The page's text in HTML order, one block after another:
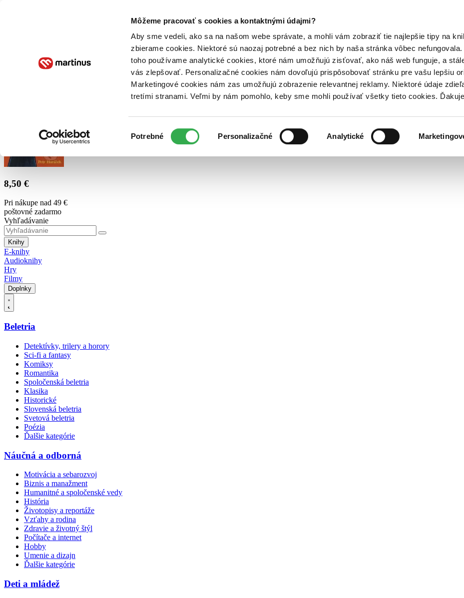
Môžeme pracovať s cookies a kontaktnými údajmi?
Aby sme vedeli, ako sa na našom webe správate, a mohli vám zobraziť tie najlepšie tipy na
zbierame cookies. Niektoré sú naozaj potrebné a bez nich by naša stránka vôbec nefungovala.
toho používame analytické cookies, ktoré nám umožňujú zisťovať, ako náš web funguje, a
vás zlepšovať. Personalizačné cookies nám dovoľujú prispôsobovať stránku pre vašu lepšiu
Marketingové cookies nám zas umožňujú zobrazenie relevantnej reklamy. Niektoré údaje
tretími stranami. Veľmi by nám pomohlo, keby sme mohli používať všetky tieto cookies.
súhlasu
Potrebné Personalizačné Analytické
Poukážky Kontakt
8,50 €
Pri nákupe nad 49 €
poštovné zadarmo
Vyhľadávanie
Knihy
E-knihy
Audioknihy
Hry
Filmy
Doplnky
Beletria
Detektívky, trilery a horory
Sci-fi a fantasy
Komiksy
Romantika
Spoločenská beletria
Klasika
Historické
Slovenská beletria
Svetová beletria
Poézia
Ďalšie kategórie
Náučná a odborná
Motivácia a sebarozvoj
Biznis a manažment
Humanitné a spoločenské vedy
História
Životopisy a reportáže
Vzťahy a rodina
Zdravie a životný štýl
Počítače a internet
Hobby
Umenie a dizajn
Ďalšie kategórie
Deti a mládež